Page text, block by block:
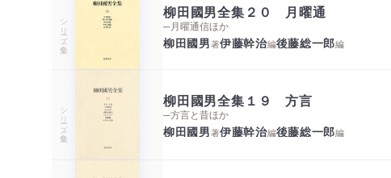
シリーズ・全集
柳田國男全集２０ 月曜通
─月曜通信ほか
柳田國男著伊藤幹治編後藤総一郎編
シリーズ・全集
柳田國男全集１９ 方言
─方言と昔ほか
柳田國男著伊藤幹治編後藤総一郎編